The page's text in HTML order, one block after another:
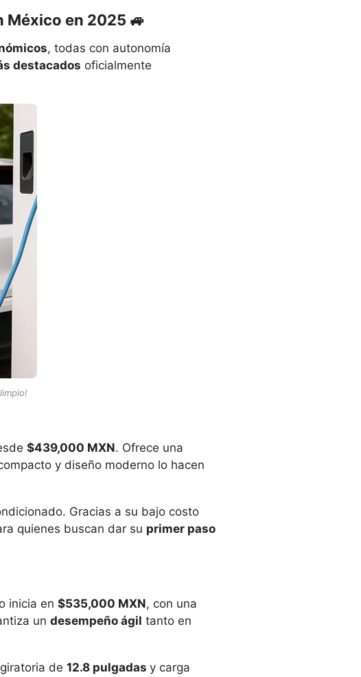
en 2025 🚙
, todas con autonomía
destacados oficialmente
$439,000 MXN. Ofrece una
y diseño moderno lo hacen
Gracias a su bajo costo
quienes buscan dar su primer paso
inicia en $535,000 MXN, con una
un desempeño ágil tanto en
de 12.8 pulgadas y carga